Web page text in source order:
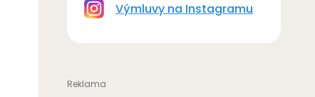
Výmluvy na Instagramu